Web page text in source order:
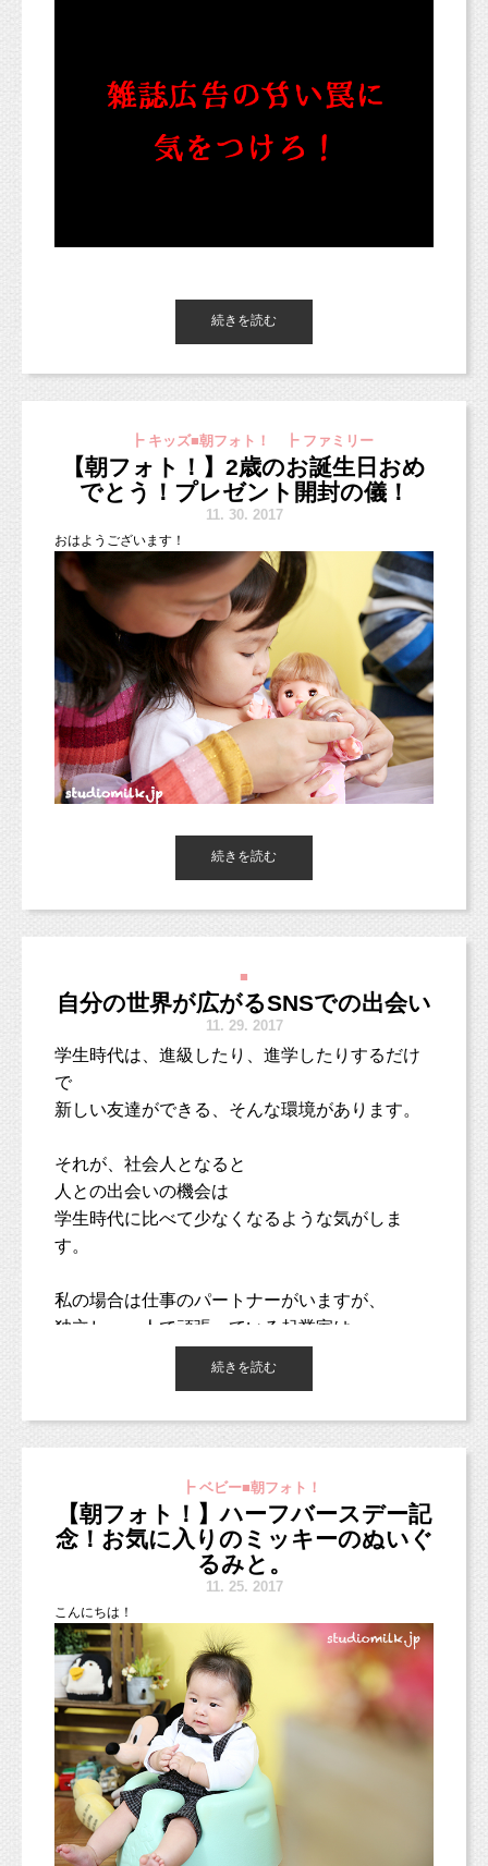
そんな中、誰にでもご満足いただける、
デザイン、サイズ、テイスト、量の衣装を揃え
お洋服を選ばれていることだろうと思います。
パパママの好みに合ったデザインやテイスト
お子さまに合ったサイズで、
満足できるのではないでしょうか。
2 つめは、より強く思い出に残るものは、
普段着やプレゼントのものだから。
普段着ないような衣装を、
写真撮影のときにだけ着る、そんな楽しみ方も
あると思います。
でも、その衣装自体に思い入れはないですよ
ね？
普段着ているお洋服や、
お子さまが大きくなって写真を見たときに
衣装という点からも、会話がはずむと思うので
す。
3つめは、その子のキャラクターや個性が生きる
から。
お洋服はたとえ本人が選んでいなくても、
です。
どんなにおしゃれな衣装でも、
「衣装に着られる」ような状態では、
せっかくの記念写真も主役が目立たなくなって
しまいます。
やはり、その子らしい、その子にしっくりくる
お洋服の方が
キャラや個性が際立つ写真になるのだと思いま
スタジオミルクには衣装はほとんどありませ
ん。
ですが、その理由に共感していただける方に
お客様としてお越しいただきたいと思っていま
す。
着せ替え人形のように、
七五三の後撮りも承っておりますので、
去年撮り忘れた、まだ撮ってない！などございましたら、
お気軽にご連絡くださいね！
2018年お正月ファミリーフォト
http://www.studiomilk.jp/news_dtl/entry/321
12月１５、16日ジョーカーそごう横浜店
ペット・ファミリーフォト
http://www.studiomilk.jp/news_dtl/entry/359
るあなたに贈る、私の失敗談。
http://studiomilk.jp/blog_dtl/entry/398
万円。囲い込み説明会レポ。
http://studiomilk.jp/blog_dtl/entry/401
以前に書いたこれらの記事は、
たくさんの方に読んでいただけたようです。
独立して頑張っている方には
本当に失敗してもらいたくないと思うので、
様々な営業電話がかかってきます。
それもちょっぴり嬉しかったりするんですよ
ね。
開業した証のような、
そんな気分になっていました。
なので、営業電話にも
それなりに対応をしていましたし、
お話を聞いていました。
今だったら、冷たい対応になります。
そんな対応はできればしたくないのですが、
そうしないと電話口で相手に伝わらないし、
お互いに時間の無駄になりますから。
そんな営業電話。
今回は、雑誌広告や新聞広告の話。
雑誌や新聞への広告の話を聞くと、
最初はちょっと心が踊るんです。
なぜか。
よく知っている雑誌の◯◯や、
全国紙の◯◯に自分のお店のことが載るんです
続きを読む
┣ キッズ■朝フォト！ ┣ ファミリー
【朝フォト！】2歳のお誕生日おめ
でとう！プレゼント開封の儀！
11. 30. 2017
おはようございます！
ブログや朝フォト！更新できてなくてごめんなさい（＞＜；）
久しぶりの更新は、2歳お誕生日の女の子のお写真♪
お誕生日プレゼントは撮影中に、パパとママから2歳ちゃんへ。
ゴバルーンも
一緒に飾りました！大きなプレゼントすっごく嬉しかったね（＾
パパとママもとっても嬉しそうで、素敵なご家族写真になりまし
2歳のお誕生日フォト、ぜひ撮影にいらしてくださいね。
2018年お正月ファミリーフォト
http://www.studiomilk.jp/news_dtl/entry/321
12月１５、16日ジョーカーそごう横浜店
ペット・ファミリーフォト
http://www.studiomilk.jp/news_dtl/entry/359
続きを読む
■
自分の世界が広がるSNSでの出会い
11. 29. 2017
学生時代は、進級したり、進学したりするだけ
で
新しい友達ができる、そんな環境があります。
それが、社会人となると
人との出会いの機会は
学生時代に比べて少なくなるような気がしま
す。
私の場合は仕事のパートナーがいますが、
独立し、一人で頑張っている起業家は、
で積極的に
コミュニケーションをとるようになりました。
自分が興味を持った人には、
共感できる投稿にコメントしたりすると、
自分の知らなかった世界が広がっていくのを感
じます。
今の時代には、
そんな魅力的なツールである
ら、
もっと上手く活用していきたいと思っていま
す。
続きを読む
┣ ベビー■朝フォト！
【朝フォト！】ハーフバースデー記
念！お気に入りのミッキーのぬいぐ
るみと。
11. 25. 2017
こんにちは！